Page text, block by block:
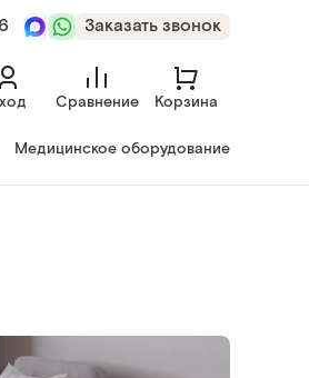
Заказать звонок
Сравнение Корзина
Медицинское оборудование